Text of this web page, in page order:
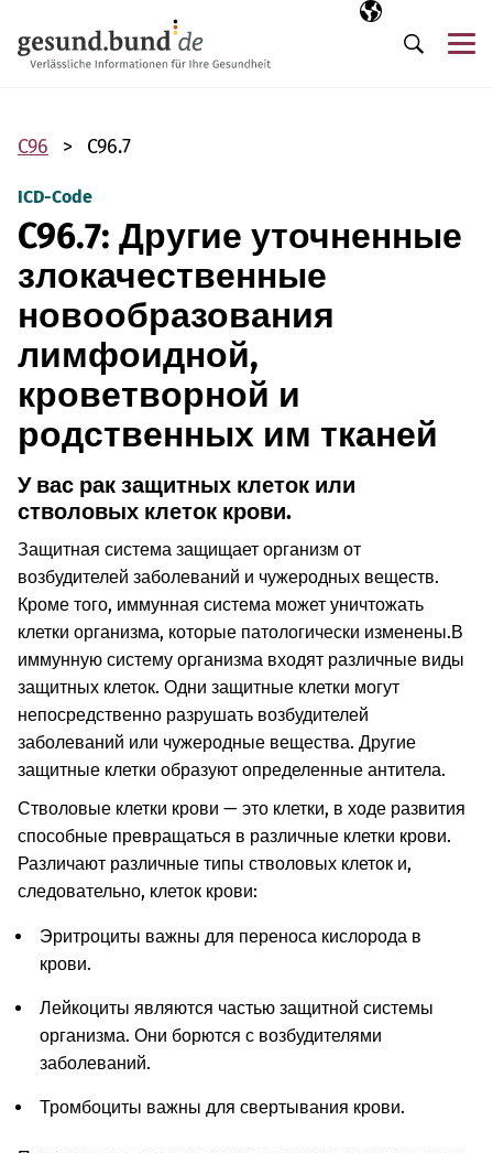
Выбранный
RU
Поиск
C96 C96.7
ICD-Code
C96.7: Другие уточненные
злокачественные
новообразования
лимфоидной,
кроветворной и
родственных им тканей
У вас рак защитных клеток или
стволовых клеток крови.
Защитная система защищает организм от
возбудителей заболеваний и чужеродных веществ.
Кроме того, иммунная система может уничтожать
клетки организма, которые патологически изменены.В
иммунную систему организма входят различные виды
защитных клеток. Одни защитные клетки могут
непосредственно разрушать возбудителей
заболеваний или чужеродные вещества. Другие
защитные клетки образуют определенные антитела.
Стволовые клетки крови — это клетки, в ходе развития
способные превращаться в различные клетки крови.
Различают различные типы стволовых клеток и,
следовательно, клеток крови:
Эритроциты важны для переноса кислорода в
крови.
Лейкоциты являются частью защитной системы
организма. Они борются с возбудителями
заболеваний.
Тромбоциты важны для свертывания крови.